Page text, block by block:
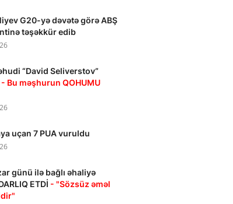
G20-yə dəvətə görə ABŞ
təşəkkür edib
“David Seliverstov”
- Bu məşhurun QOHUMU
uçan 7 PUA vuruldu
günü ilə bağlı əhaliyə
ETDİ - "Sözsüz əməl